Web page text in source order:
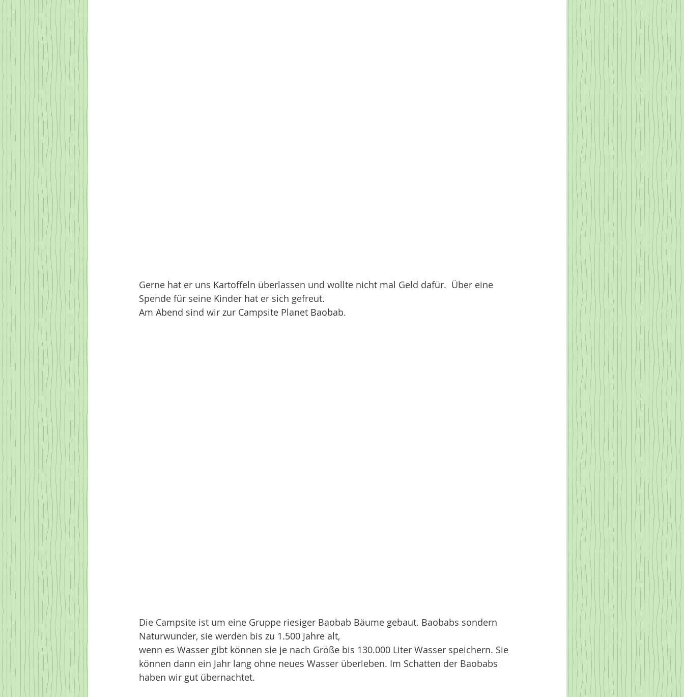
Gerne hat er uns Kartoffeln überlassen und wollte nicht mal Geld dafür.  Über eine
Spende für seine Kinder hat er sich gefreut.
Am Abend sind wir zur Campsite Planet Baobab.
Die Campsite ist um eine Gruppe riesiger Baobab Bäume gebaut. Baobabs sondern
Naturwunder, sie werden bis zu 1.500 Jahre alt,
wenn es Wasser gibt können sie je nach Größe bis 130.000 Liter Wasser speichern. Sie
können dann ein Jahr lang ohne neues Wasser überleben. Im Schatten der Baobabs
haben wir gut übernachtet.